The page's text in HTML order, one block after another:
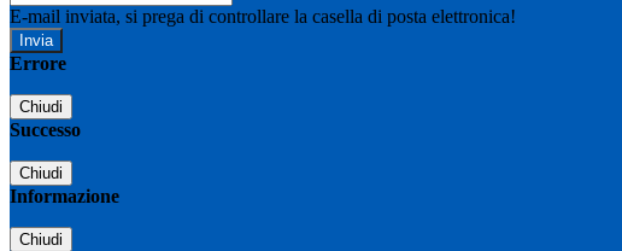
E-mail inviata, si prega di controllare la casella di posta elettronica!
Errore
Chiudi
Successo
Chiudi
Informazione
Chiudi